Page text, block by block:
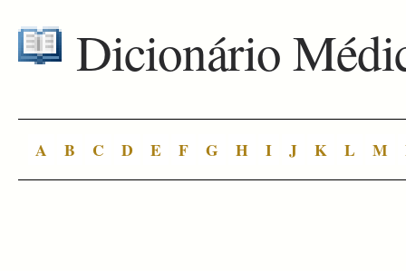
Dicionário
A B C D E F G H I J K L M